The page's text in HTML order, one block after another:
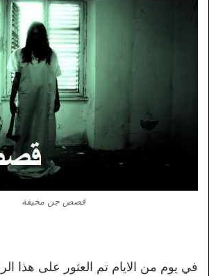
قصص جن مخيفة
في يوم من الايام تم العثور على هذا